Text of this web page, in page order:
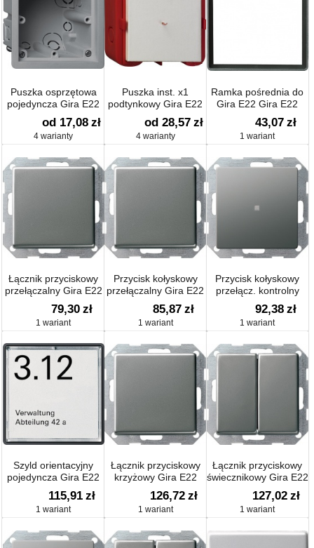
Puszka osprzętowa
pojedyncza Gira E22
od 17,08 zł
4 warianty
Puszka inst. x1
podtynkowy Gira E22
od 28,57 zł
4 warianty
Ramka pośrednia do
Gira E22 Gira E22
43,07 zł
1 wariant
Łącznik przyciskowy
przełączalny Gira E22
79,30 zł
1 wariant
Przycisk kołyskowy
przełączalny Gira E22
85,87 zł
1 wariant
Przycisk kołyskowy
przełącz. kontrolny
Gira E22
92,38 zł
1 wariant
Szyld orientacyjny
pojedyncza Gira E22
115,91 zł
1 wariant
Łącznik przyciskowy
krzyżowy Gira E22
126,72 zł
1 wariant
Łącznik przyciskowy
świecznikowy Gira E22
127,02 zł
1 wariant